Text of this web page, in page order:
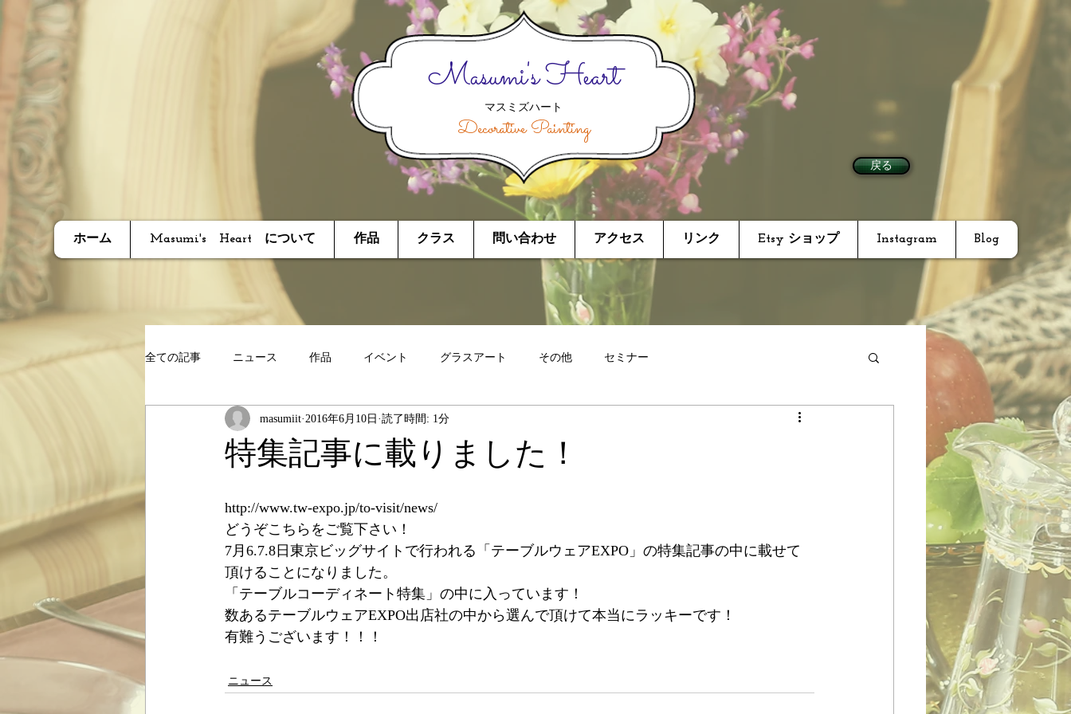
Masumi's Heart
マスミズハート
Decorative Painting
戻る
ホーム Masumi's Heart について 作品 クラス 問い合わせ アクセス リンク Etsy ショップ Instagram Blog
全ての記事 ニュース 作品 イベント グラスアート その他 セミナー
特集記事に載りました！
masumiit 2016年6月10日 読了時間: 1分
http://www.tw-expo.jp/to-visit/news/
どうぞこちらをご覧下さい！
7月6.7.8日東京ビッグサイトで行われる「テーブルウェアEXPO」の特集記事の中に載せて
頂けることになりました。
「テーブルコーディネート特集」の中に入っています！
数あるテーブルウェアEXPO出店社の中から選んで頂けて本当にラッキーです！
有難うございます！！！
ニュース